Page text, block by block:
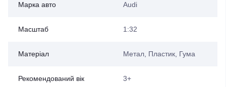
Марка авто Audi
Масштаб 1:32
Матеріал Метал, Пластик, Гума
Рекомендований вік 3+